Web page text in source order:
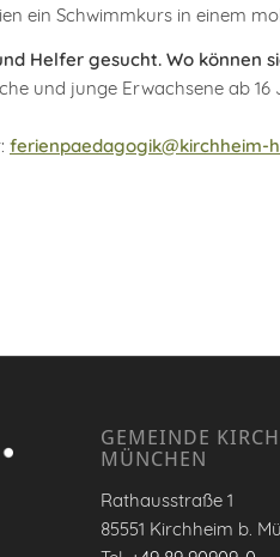
ein Schwimmkurs in einem
Helfer gesucht. Wo können
und junge Erwachsene ab
ferienpaedagogik@kirchheim-
GEMEINDE
MÜNCHEN
Rathausstraße 1
85551 Kirchheim b.